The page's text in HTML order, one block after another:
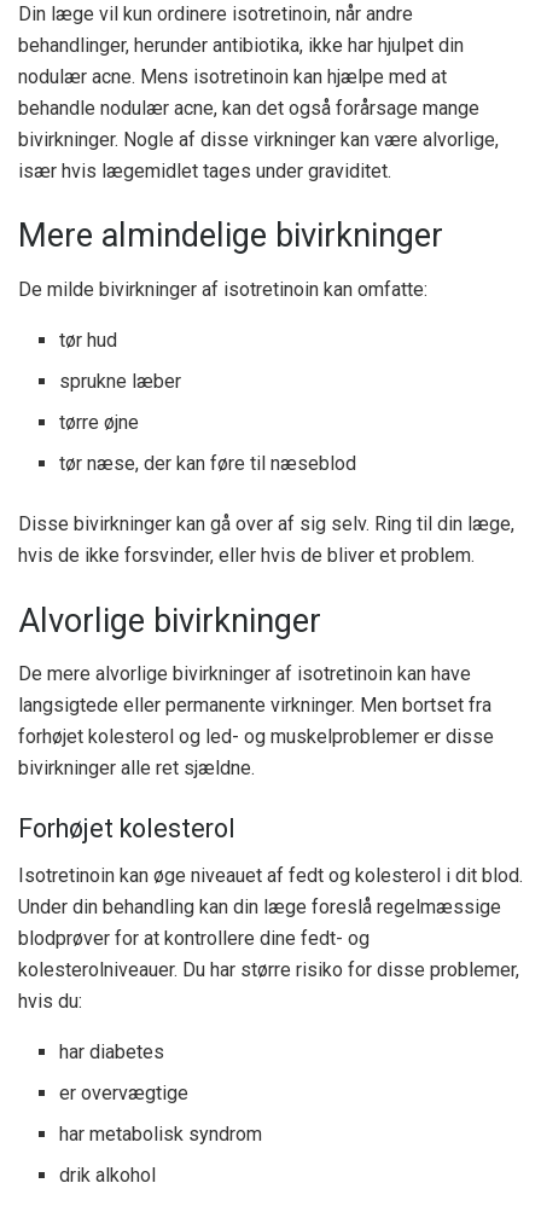
Din læge vil kun ordinere isotretinoin, når andre
behandlinger, herunder antibiotika, ikke har hjulpet din
nodulær acne. Mens isotretinoin kan hjælpe med at
behandle nodulær acne, kan det også forårsage mange
bivirkninger. Nogle af disse virkninger kan være alvorlige,
især hvis lægemidlet tages under graviditet.
Mere almindelige bivirkninger
De milde bivirkninger af isotretinoin kan omfatte:
tør hud
sprukne læber
tørre øjne
tør næse, der kan føre til næseblod
Disse bivirkninger kan gå over af sig selv. Ring til din læge,
hvis de ikke forsvinder, eller hvis de bliver et problem.
Alvorlige bivirkninger
De mere alvorlige bivirkninger af isotretinoin kan have
langsigtede eller permanente virkninger. Men bortset fra
forhøjet kolesterol og led- og muskelproblemer er disse
bivirkninger alle ret sjældne.
Forhøjet kolesterol
Isotretinoin kan øge niveauet af fedt og kolesterol i dit blod.
Under din behandling kan din læge foreslå regelmæssige
blodprøver for at kontrollere dine fedt- og
kolesterolniveauer. Du har større risiko for disse problemer,
hvis du:
har diabetes
er overvægtige
har metabolisk syndrom
drik alkohol